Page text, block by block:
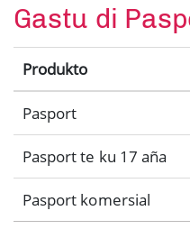
Gastu di
Produkto
Pasport
Pasport te ku 17 aña
Pasport komersial